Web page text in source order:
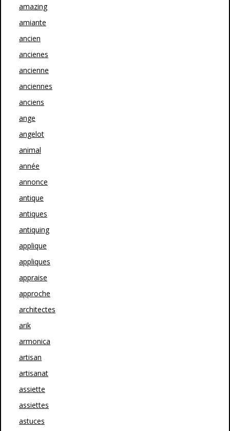
amazing
amiante
ancien
ancienes
ancienne
anciennes
anciens
ange
angelot
animal
année
annonce
antique
antiques
antiquing
applique
appliques
appraise
approche
architectes
arik
armonica
artisan
artisanat
assiette
assiettes
astuces